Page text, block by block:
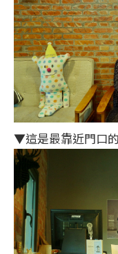
▼這是最靠近門口